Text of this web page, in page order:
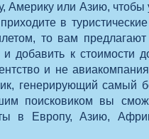
Америку или Азию, чтобы
в
то вам
добавить к стоимости
и не
генерирующий самый
поисковиком вы
в Европу, Азию,